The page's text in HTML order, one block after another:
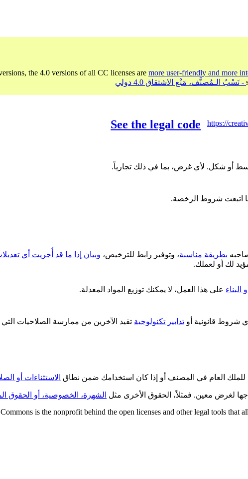
the 4.0 versions of all CC licenses are more user-friendly and more
https://
See the legal code
أو شكل. لأي غرض، بما في ذلك تجارياً.
اتبعت شروط الرخصة.
بطريقة مناسبة، وتوفير رابط للترخيص، وبيان إذا ما قد أُجريت أي
لك أو لعملك.
البناء على هذا العمل، لا يمكنك توزيع المواد المعدلة.
شروط قانونية أو تدابير تكنولوجية تقيد الآخرين من ممارسة الصلاحيات
العام في المصنف أو إذا كان استخدامك ضمن نطاق الاستثناءات أو
لغرض معين. فمثلاً، الحقوق الأخرى مثل الشهرة، الخصوصية، أو الحقوق
is the nonprofit behind the open licenses and other legal tools that